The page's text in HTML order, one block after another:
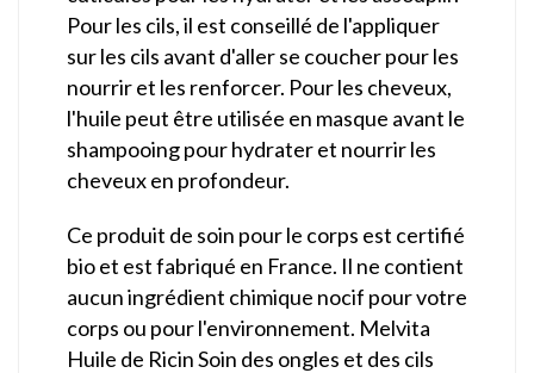
Pour les cils, il est conseillé de l'appliquer
sur les cils avant d'aller se coucher pour les
nourrir et les renforcer. Pour les cheveux,
l'huile peut être utilisée en masque avant le
shampooing pour hydrater et nourrir les
cheveux en profondeur.
Ce produit de soin pour le corps est certifié
bio et est fabriqué en France. Il ne contient
aucun ingrédient chimique nocif pour votre
corps ou pour l'environnement. Melvita
Huile de Ricin Soin des ongles et des cils